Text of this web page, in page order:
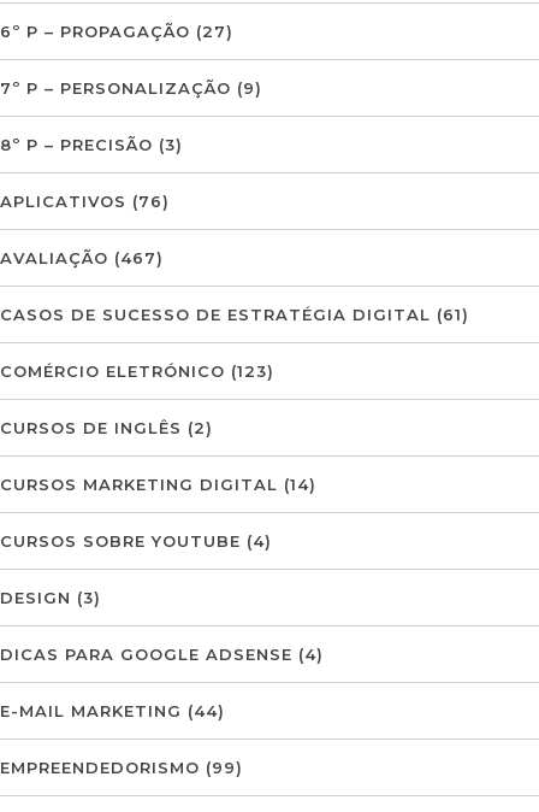
6º P – PROPAGAÇÃO (27)
7º P – PERSONALIZAÇÃO (9)
8º P – PRECISÃO (3)
APLICATIVOS (76)
AVALIAÇÃO (467)
CASOS DE SUCESSO DE ESTRATÉGIA DIGITAL (61)
COMÉRCIO ELETRÓNICO (123)
CURSOS DE INGLÊS (2)
CURSOS MARKETING DIGITAL (14)
CURSOS SOBRE YOUTUBE (4)
DESIGN (3)
DICAS PARA GOOGLE ADSENSE (4)
E-MAIL MARKETING (44)
EMPREENDEDORISMO (99)